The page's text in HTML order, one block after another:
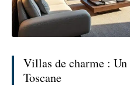
Villas de charme :
Toscane